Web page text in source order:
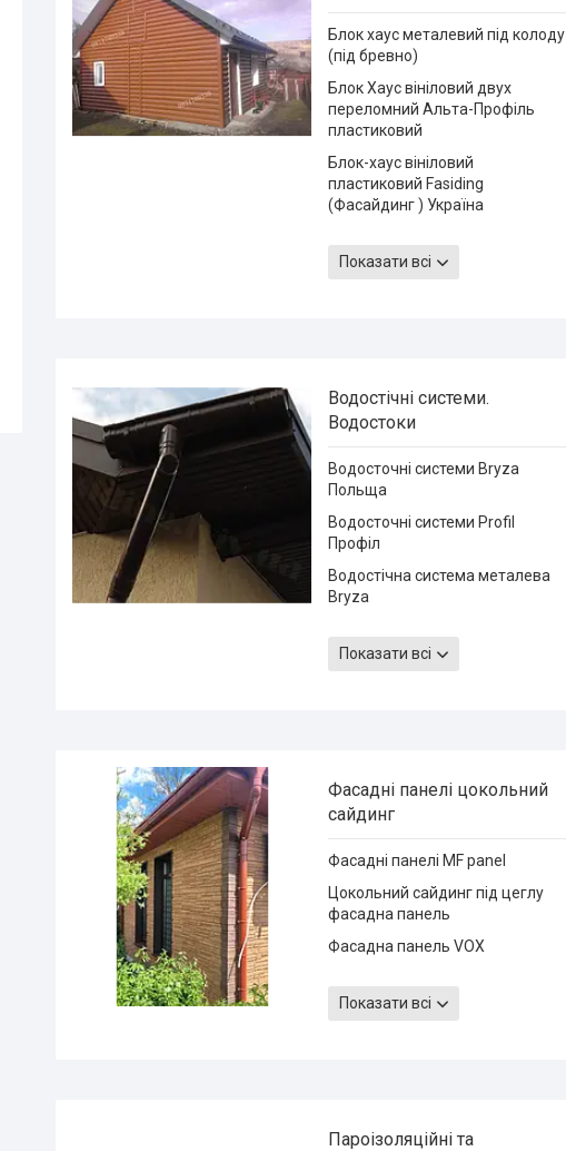
Сайдинг Міттен Канада
Сайдинг вініловий Vox system
MAX-3 (Вокс макс 3)
Блок хаус металевий під колоду
(під бревно)
Блок Хаус вініловий двух
переломний Альта-Профіль
пластиковий
Блок-хаус вініловий
пластиковий Fasiding
(Фасайдинг ) Україна
Альта-Профіль Slim Слім
Показати всі
Водостічні системи.
Водостоки
Водосточні системи Bryza
Польща
Водосточні системи Profil
Профіл
Водостічна система металева
Bryza
Forostina
Показати всі
Фасадні панелі цокольний
сайдинг
Фасадні панелі MF panel
Цокольний сайдинг під цеглу
фасадна панель
Фасадна панель VOX
Україна
Показати всі
Пароізоляційні та